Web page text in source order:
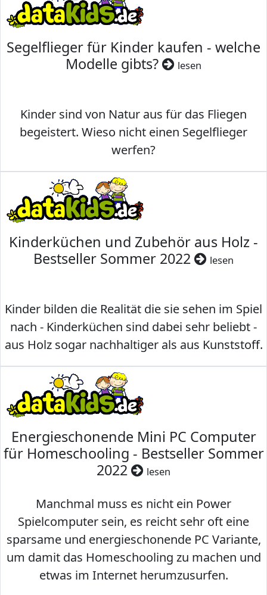
Segelflieger für Kinder kaufen - welche
Modelle gibts?
lesen
Kinder sind von Natur aus für das Fliegen
begeistert. Wieso nicht einen Segelflieger
werfen?
Kinderküchen und Zubehör aus Holz -
Bestseller Sommer 2022
lesen
Kinder bilden die Realität die sie sehen im Spiel
nach - Kinderküchen sind dabei sehr beliebt -
aus Holz sogar nachhaltiger als aus Kunststoff.
Energieschonende Mini PC Computer
für Homeschooling - Bestseller Sommer
2022
lesen
Manchmal muss es nicht ein Power
Spielcomputer sein, es reicht sehr oft eine
sparsame und energieschonende PC Variante,
um damit das Homeschooling zu machen und
etwas im Internet herumzusurfen.